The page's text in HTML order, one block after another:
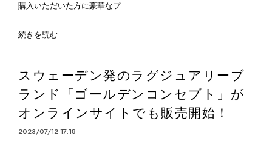
購入いただいた方に豪華なプ...
続きを読む
スウェーデン発のラグジュアリーブ
ランド「ゴールデンコンセプト」が
オンラインサイトでも販売開始！
2023/07/12 17:18